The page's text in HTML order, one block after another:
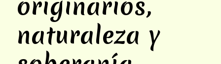
naturaleza y